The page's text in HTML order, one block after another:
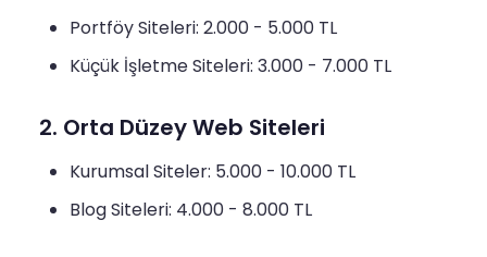
Portföy Siteleri: 2.000 - 5.000 TL
Küçük İşletme Siteleri: 3.000 - 7.000 TL
2. Orta Düzey Web Siteleri
Kurumsal Siteler: 5.000 - 10.000 TL
Blog Siteleri: 4.000 - 8.000 TL